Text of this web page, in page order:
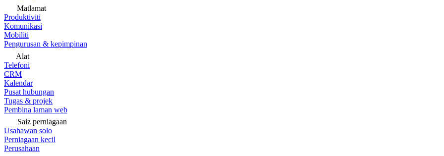
Matlamat
Produktiviti
Komunikasi
Mobiliti
Pengurusan & kepimpinan
Alat
Telefoni
CRM
Kalendar
Pusat hubungan
Tugas & projek
Pembina laman web
Saiz perniagaan
Usahawan solo
Perniagaan kecil
Perusahaan